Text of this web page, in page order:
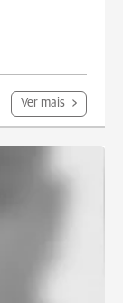
Ver mais